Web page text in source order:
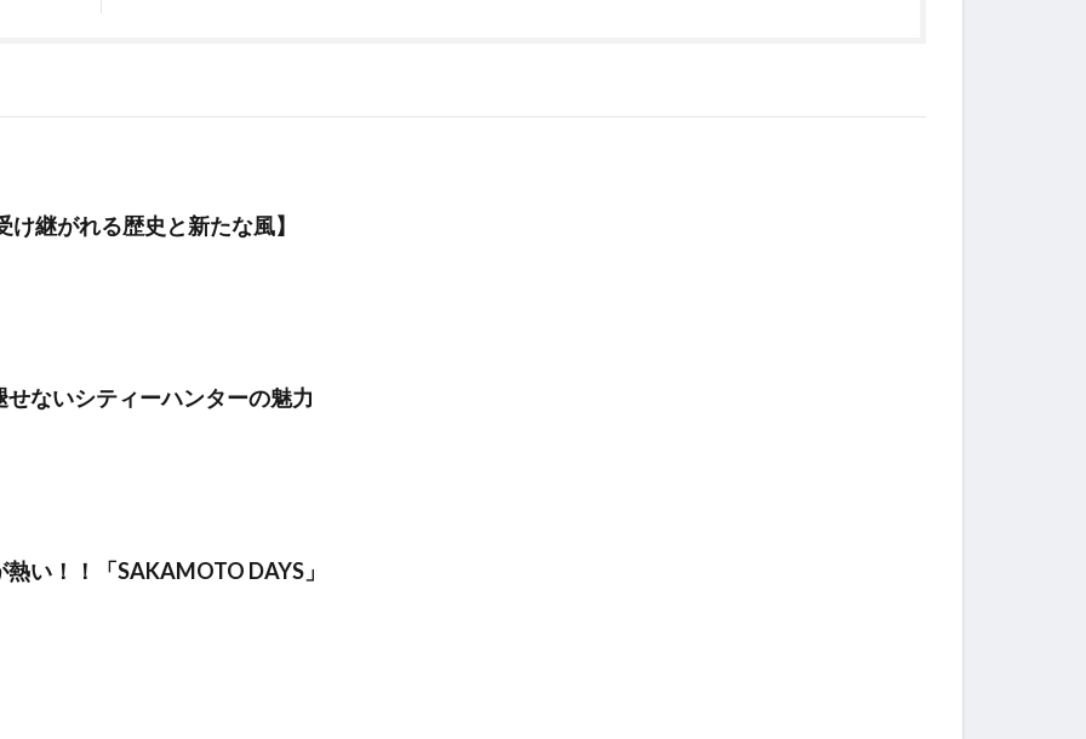
継がれる歴史と新たな風】
せないシティーハンターの魅力
い！！「SAKAMOTO DAYS」